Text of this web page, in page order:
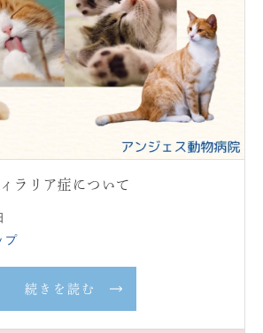
ラリア症について
プ
続きを読む